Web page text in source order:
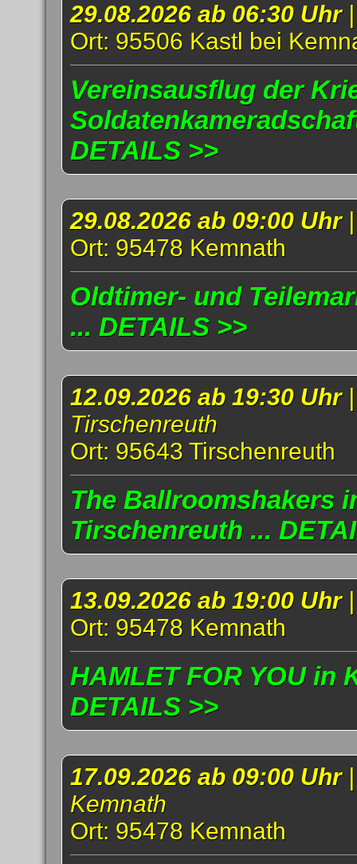
29.08.2026 ab 06:30 Uhr
Ort: 95506 Kastl bei
Vereinsausflug der
DETAILS >>
29.08.2026 ab 09:00 Uhr
Ort: 95478 Kemnath
Oldtimer- und
... DETAILS >>
12.09.2026 ab 19:30 Uhr
Tirschenreuth
Ort: 95643 Tirschenreuth
The Ballroomshakers
Tirschenreuth ...
13.09.2026 ab 19:00 Uhr
Ort: 95478 Kemnath
HAMLET FOR YOU in
DETAILS >>
17.09.2026 ab 09:00 Uhr
Kemnath
Ort: 95478 Kemnath